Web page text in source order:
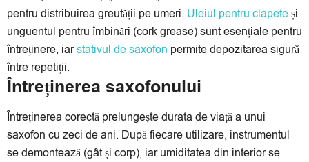
pentru distribuirea greutății pe umeri. Uleiul pentru clapeteși
unguentul pentru îmbinări (cork grease) sunt esențiale pentru
întreținere, iarstativul de saxofon permite depozitarea sigură
între repetiții.
Întreținerea saxofonului
Întreținerea corectă prelungește durata de viață a unui
saxofon cu zeci de ani. După fiecare utilizare, instrumentul
se demontează (gât și corp), iar umiditatea din interior se